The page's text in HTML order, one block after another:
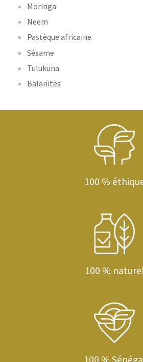
Moringa
Neem
Pastèque africaine
Sésame
Tulukuna
Balanites
100 %
100 %
100 %